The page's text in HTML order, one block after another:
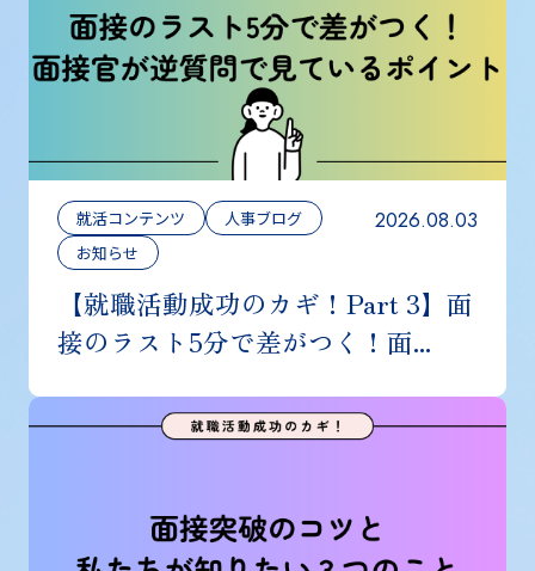
就活コンテンツ
人事ブログ
お知らせ
2026.08.03
【就職活動成功のカギ！Part 3】面
接のラスト5分で差がつく！面...